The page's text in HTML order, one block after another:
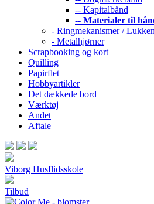
-- Kapitalbånd
-- Materialer til
- Ringmekanismer /
- Metalhjørner
Scrapbooking og kort
Quilling
Papirflet
Hobbyartikler
Det dækkede bord
Værktøj
Andet
Aftale
Viborg Husflidsskole
Tilbud